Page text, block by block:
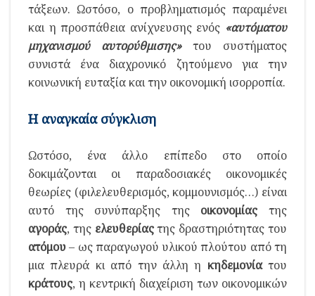
τάξεων. Ωστόσο, ο προβληματισμός παραμένει
και η προσπάθεια ανίχνευσης ενός «αυτόματου
μηχανισμού αυτορύθμισης»του συστήματος
συνιστά ένα διαχρονικό ζητούμενο για την
κοινωνική ευταξία και την οικονομική ισορροπία.
Η αναγκαία σύγκλιση
Ωστόσο, ένα άλλο επίπεδο στο οποίο
δοκιμάζονται οι παραδοσιακές οικονομικές
θεωρίες (φιλελευθερισμός, κομμουνισμός…) είναι
αυτό της συνύπαρξης της οικονομίας της
αγοράς, της ελευθερίαςτης δραστηριότητας του
ατόμου– ως παραγωγού υλικού πλούτου από τη
μια πλευρά κι από την άλλη η κηδεμονίατου
κράτους, η κεντρική διαχείριση των οικονομικών